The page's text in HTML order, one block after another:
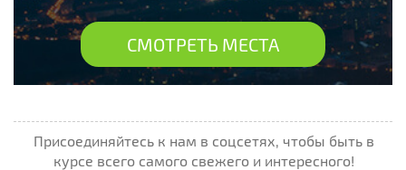
СМОТРЕТЬ МЕСТА
Присоединяйтесь к нам в соцсетях, чтобы быть в
курсе всего самого свежего и интересного!